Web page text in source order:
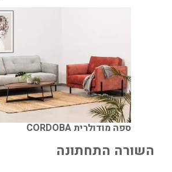
ספה מודולרית CORDOBA
השורה התחתונה